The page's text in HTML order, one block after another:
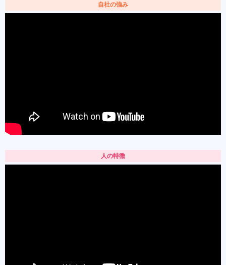
自社の強み
人の特徴